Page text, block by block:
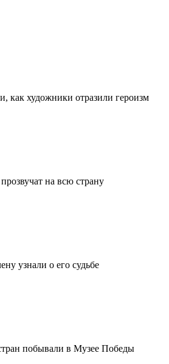
как художники отразили героизм
на всю страну
узнали о его судьбе
побывали в Музее Победы